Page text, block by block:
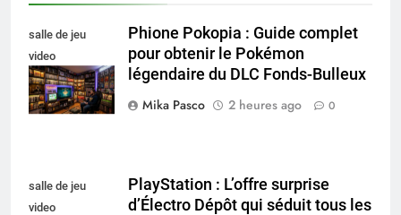
salle de jeu
video
collectionneur
Phione Pokopia : Guide complet
pour obtenir le Pokémon
légendaire du DLC Fonds-Bulleux
Mika Pasco
2 heures ago 0
salle de jeu
video
PlayStation : L’offre surprise
d’Électro Dépôt qui séduit tous les